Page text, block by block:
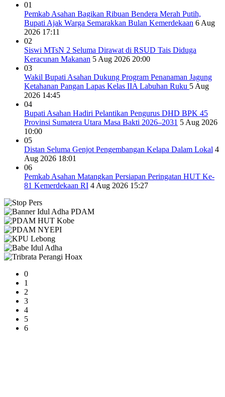
01
Pemkab Asahan Bagikan Ribuan Bendera Merah Putih,
Bupati Ajak Warga Semarakkan Bulan Kemerdekaan 6 Aug
2026 17:11
02
Siswi MTsN 2 Seluma Dirawat di RSUD Tais Diduga
Keracunan Makanan 5 Aug 2026 20:00
03
Wakil Bupati Asahan Dukung Program Penanaman Jagung
Ketahanan Pangan Lapas Kelas IIA Labuhan Ruku 5 Aug
2026 14:45
04
Bupati Asahan Hadiri Pelantikan Pengurus DHD BPK 45
Provinsi Sumatera Utara Masa Bakti 2026–2031 5 Aug 2026
10:00
05
Distan Seluma Genjot Pengembangan Kelapa Dalam Lokal 4
Aug 2026 18:01
06
Pemkab Asahan Matangkan Persiapan Peringatan HUT Ke-
81 Kemerdekaan RI 4 Aug 2026 15:27
0
1
2
3
4
5
6